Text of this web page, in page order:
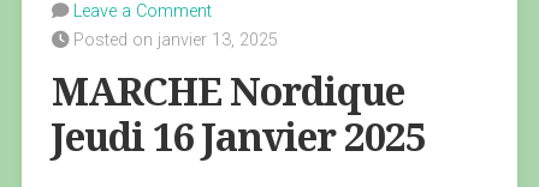
Leave a Comment
Posted on janvier 13, 2025
MARCHE Nordique
Jeudi 16 Janvier 2025